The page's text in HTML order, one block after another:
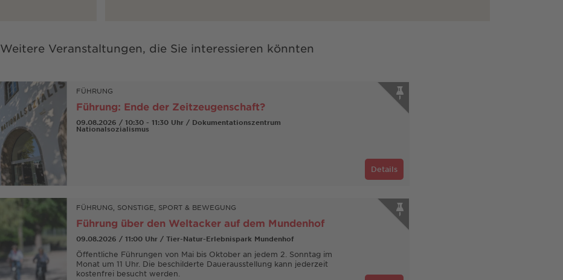
Weitere Veranstaltungen, die Sie interessieren könnten
FÜHRUNG
Führung: Ende der Zeitzeugenschaft?
09.08.2026 / 10:30 - 11:30 Uhr / Dokumentationszentrum
Nationalsozialismus
Details
FÜHRUNG, SONSTIGE, SPORT & BEWEGUNG
Führung über den Weltacker auf dem Mundenhof
09.08.2026 / 11:00 Uhr / Tier-Natur-Erlebnispark Mundenhof
Öffentliche Führungen von Mai bis Oktober an jedem 2. Sonntag im
Monat um 11 Uhr. Die beschilderte Dauerausstellung kann jederzeit
kostenfrei besucht werden.